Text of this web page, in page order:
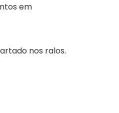
em
nos ralos.